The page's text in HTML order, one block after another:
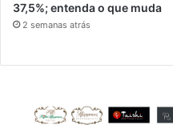
37,5%; entenda o que muda
2 semanas atrás